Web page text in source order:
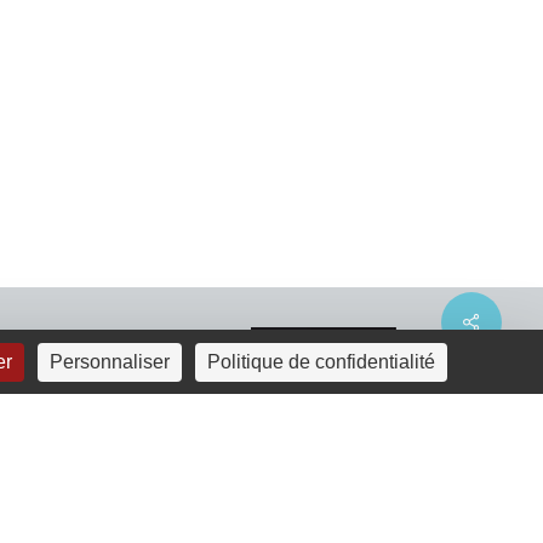
Share
Personnaliser Politique de confidentialité